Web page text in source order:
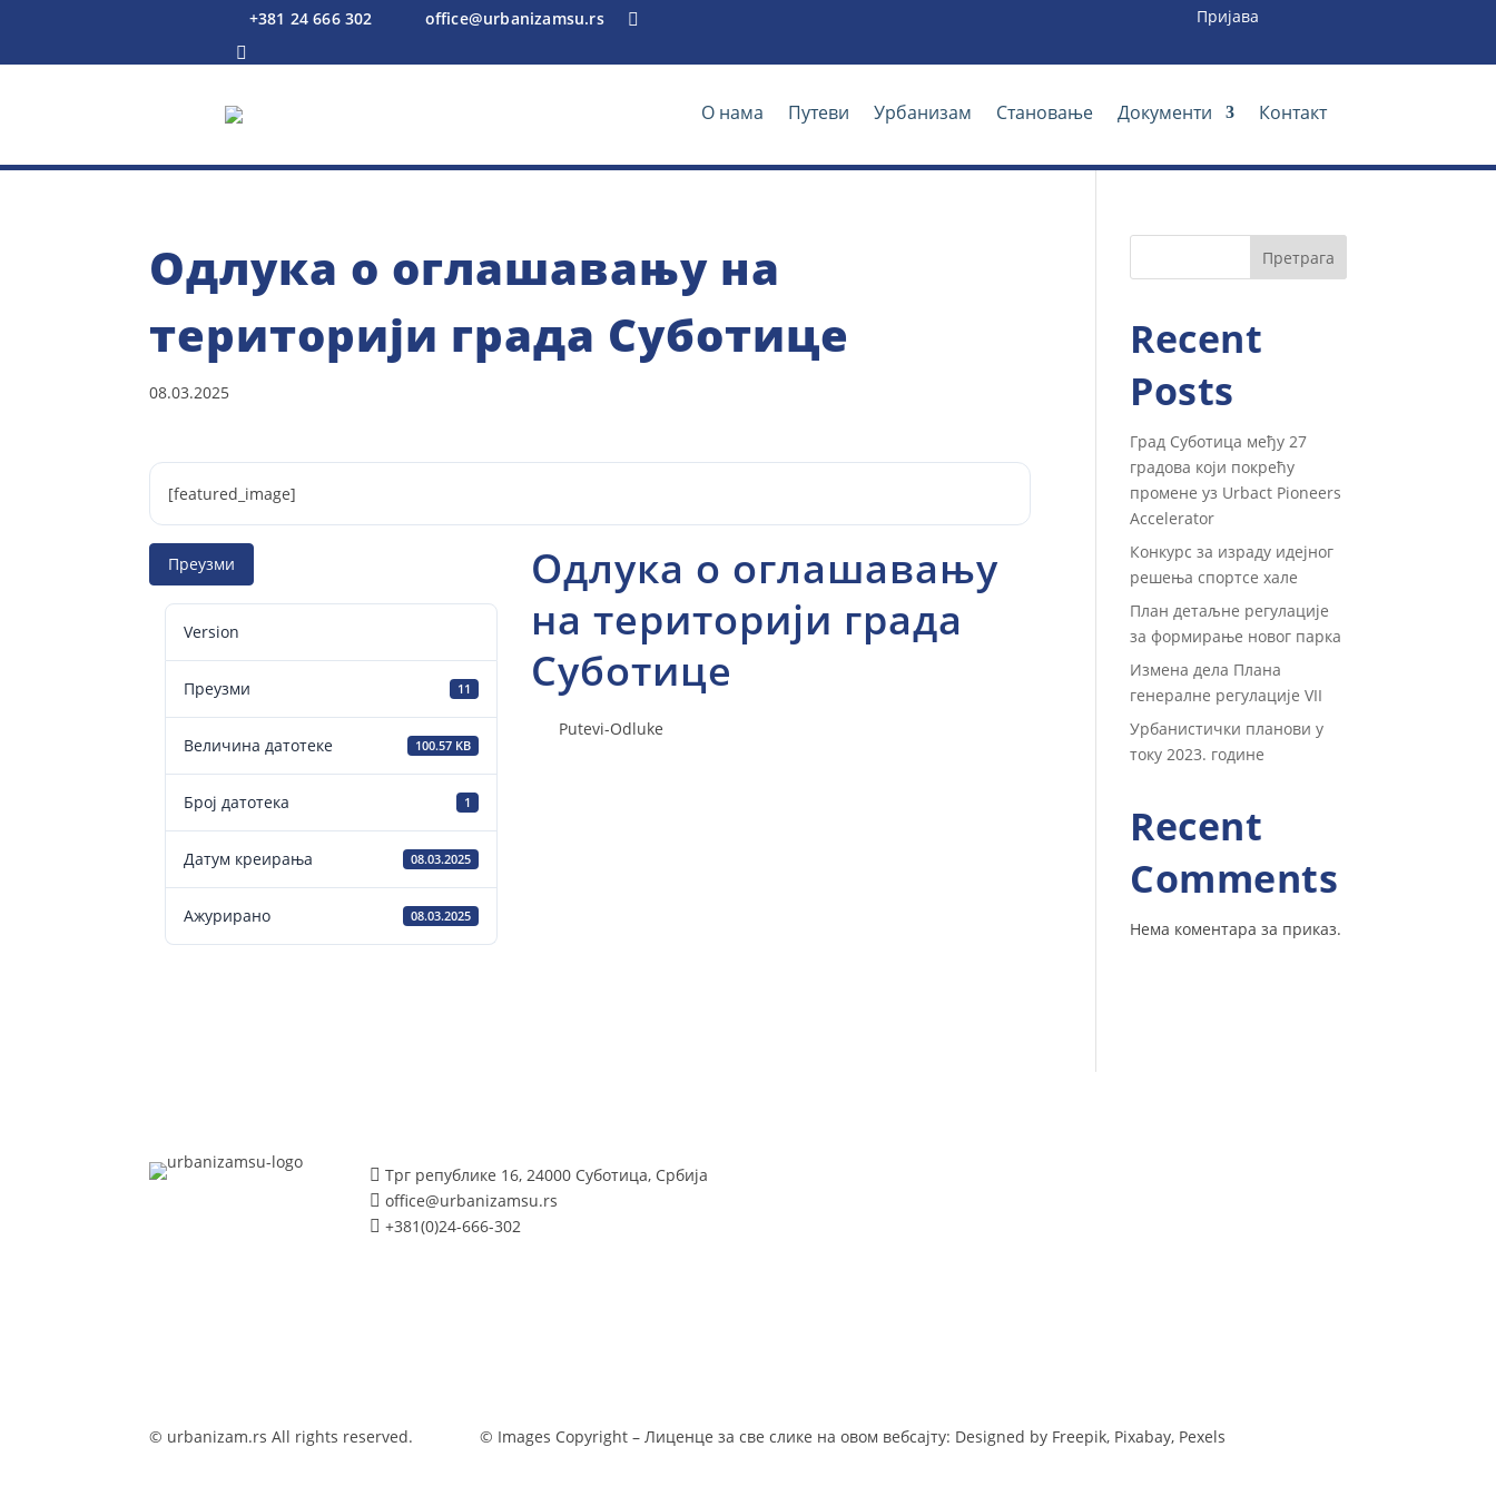
+381 24 666 302 office@urbanizamsu.rs


Пријава
О нама Путеви Урбанизам Становање Документи Контакт
Одлука о оглашавању на
територији града Суботице
08.03.2025
[featured_image]
Преузми
Version
Преузми 11
Величина датотеке 100.57 KB
Број датотека 1
Датум креирања 08.03.2025
Ажурирано 08.03.2025
Одлука о оглашавању
на територији града
Суботице
Putevi-Odluke
Претрага
Recent
Posts
Град Суботица међу 27
градова који покрећу
промене уз Urbact Pioneers
Accelerator
Конкурс за израду идејног
решења спортсе хале
План детаљне регулације
за формирање новог парка
Измена дела Плана
генералне регулације VII
Урбанистички планови у
току 2023. године
Recent
Comments
Нема коментара за приказ.
 Трг републике 16, 24000 Суботица, Србија
 office@urbanizamsu.rs
 +381(0)24-666-302
© urbanizam.rs All rights reserved. © Images Copyright – Лиценце за све слике на овом вебсајту: Designed by Freepik, Pixabay, Pexels